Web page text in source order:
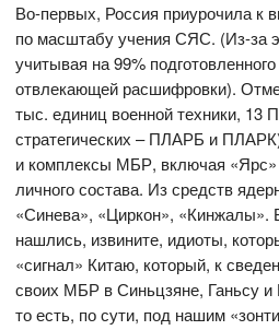
Во-первых, Россия приурочила к
по масштабу учения СЯС. (Из-за
учитывая на 99%
отвлекающей расшифровки).
тыс. единиц военной техники, 13
стратегических – ПЛАРБ и
и комплексы МБР, включая
личного состава. Из средств
«Синева», «Циркон», «Кинжалы».
нашлись, извините, идиоты,
«сигнал» Китаю, который, к
своих МБР в Синьцзяне, Ганьсу и
то есть, по сути, под нашим